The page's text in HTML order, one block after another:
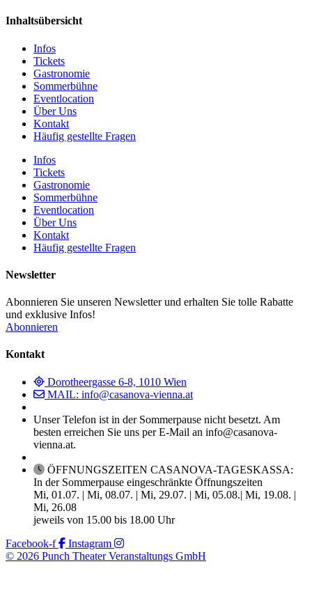
Inhaltsübersicht
Infos
Tickets
Gastronomie
Sommerbühne
Eventlocation
Über Uns
Kontakt
Häufig gestellte Fragen
Infos
Tickets
Gastronomie
Sommerbühne
Eventlocation
Über Uns
Kontakt
Häufig gestellte Fragen
Newsletter
Abonnieren Sie unseren Newsletter und erhalten Sie tolle Rabatte
und exklusive Infos!
Abonnieren
Kontakt
Dorotheergasse 6-8, 1010 Wien
MAIL: info@casanova-vienna.at
Unser Telefon ist in der Sommerpause nicht besetzt. Am
besten erreichen Sie uns per E-Mail an info@casanova-
vienna.at.
ÖFFNUNGSZEITEN CASANOVA-TAGESKASSA:
In der Sommerpause eingeschränkte Öffnungszeiten
Mi, 01.07. | Mi, 08.07. | Mi, 29.07. | Mi, 05.08.| Mi, 19.08. |
Mi, 26.08
jeweils von 15.00 bis 18.00 Uhr
Facebook-f
Instagram
© 2026 Punch Theater Veranstaltungs GmbH